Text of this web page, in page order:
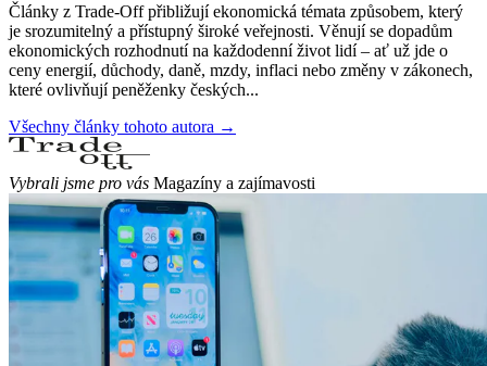
Články z Trade-Off přibližují ekonomická témata způsobem, který
je srozumitelný a přístupný široké veřejnosti. Věnují se dopadům
ekonomických rozhodnutí na každodenní život lidí – ať už jde o
ceny energií, důchody, daně, mzdy, inflaci nebo změny v zákonech,
které ovlivňují peněženky českých...
Všechny články tohoto autora →
Vybrali jsme pro vás Magazíny a zajímavosti